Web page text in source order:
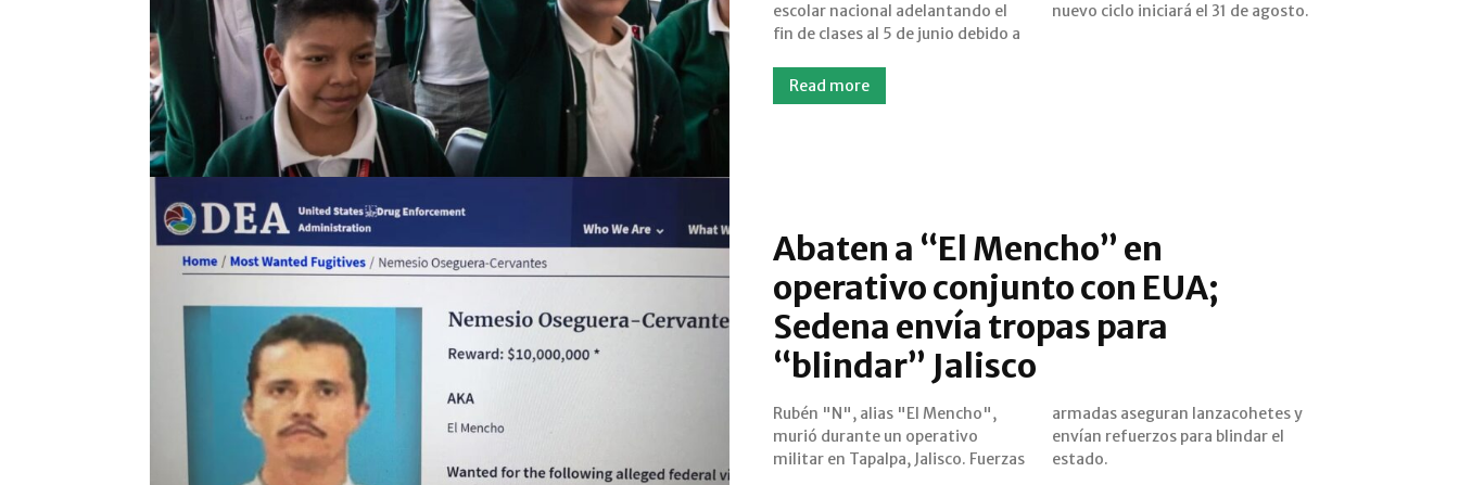
escolar nacional adelantando el
fin de clases al 5 de junio debido a
nuevo ciclo iniciará el 31 de agosto.
Read more
Abaten a “El Mencho” en
operativo conjunto con EUA;
Sedena envía tropas para
“blindar” Jalisco
Rubén "N", alias "El Mencho",
murió durante un operativo
militar en Tapalpa, Jalisco. Fuerzas
armadas aseguran lanzacohetes y
envían refuerzos para blindar el
estado.